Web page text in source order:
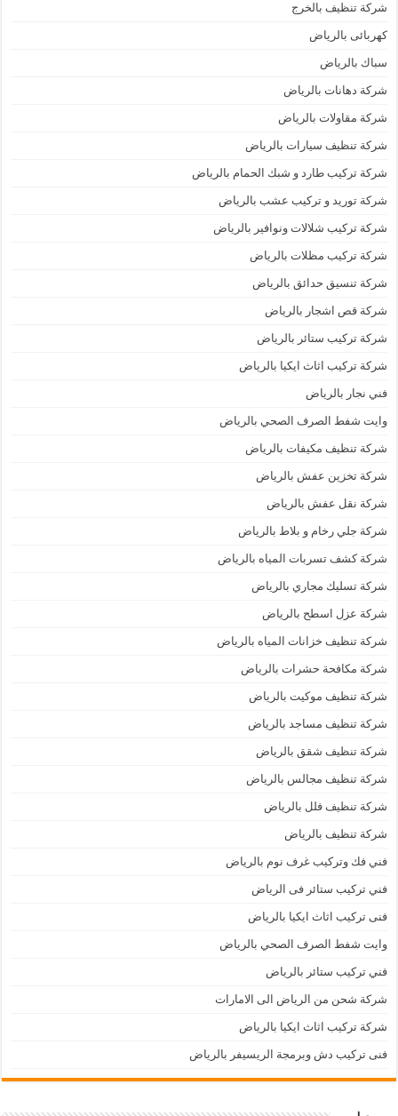
شركة تنظيف بالخرج
كهربائى بالرياض
سباك بالرياض
شركة دهانات بالرياض
شركة مقاولات بالرياض
شركة تنظيف سيارات بالرياض
شركة تركيب طارد و شبك الحمام بالرياض
شركة توريد و تركيب عشب بالرياض
شركة تركيب شلالات ونوافير بالرياض
شركة تركيب مظلات بالرياض
شركة تنسيق حدائق بالرياض
شركة قص اشجار بالرياض
شركة تركيب ستائر بالرياض
شركة تركيب اثاث ايكيا بالرياض
فني نجار بالرياض
وايت شفط الصرف الصحي بالرياض
شركة تنظيف مكيفات بالرياض
شركة تخزين عفش بالرياض
شركة نقل عفش بالرياض
شركة جلي رخام و بلاط بالرياض
شركة كشف تسربات المياه بالرياض
شركة تسليك مجاري بالرياض
شركة عزل اسطح بالرياض
شركة تنظيف خزانات المياه بالرياض
شركة مكافحة حشرات بالرياض
شركة تنظيف موكيت بالرياض
شركة تنظيف مساجد بالرياض
شركة تنظيف شقق بالرياض
شركة تنظيف مجالس بالرياض
شركة تنظيف فلل بالرياض
شركة تنظيف بالرياض
فني فك وتركيب غرف نوم بالرياض
فني تركيب ستائر فى الرياض
فنى تركيب اثاث ايكيا بالرياض
وايت شفط الصرف الصحي بالرياض
فني تركيب ستائر بالرياض
شركة شحن من الرياض الى الامارات
شركة تركيب اثاث ايكيا بالرياض
فنى تركيب دش وبرمجة الريسيفر بالرياض